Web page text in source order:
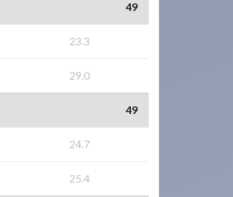
49
23.3
29.0
49
24.7
25.4